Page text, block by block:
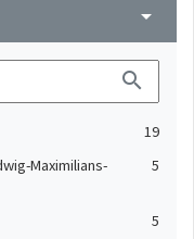
arrow_drop_down
search
19
Maximilians-
5
5